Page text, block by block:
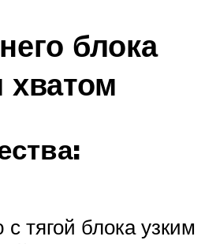
блока
тягой блока узким